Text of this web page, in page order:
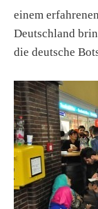
einem
Deutschland
die deutsche